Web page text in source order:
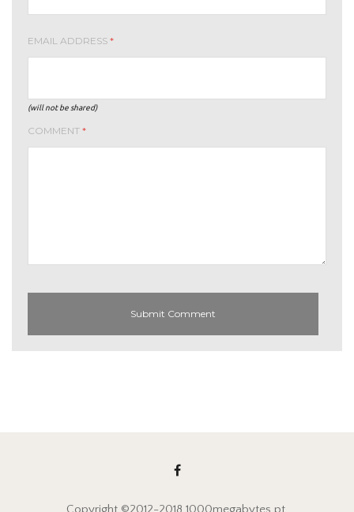
EMAIL ADDRESS *
(will not be shared)
COMMENT *
Copyright ©2012-2018 1000megabytes.pt.